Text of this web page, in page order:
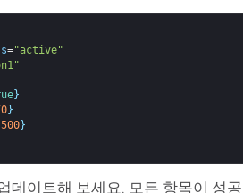
="active"
}
}
500}
데이트해 보세요. 모든 항목이 성